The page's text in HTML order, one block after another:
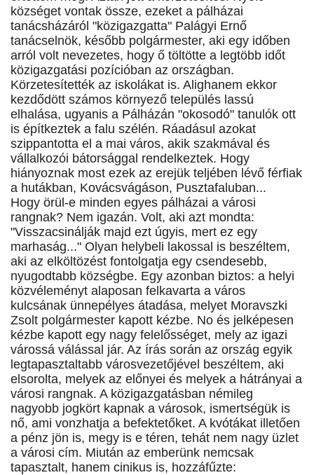
községet vontak össze, ezeket a pálházai
tanácsházáról "közigazgatta" Palágyi Ernő
tanácselnök, később polgármester, aki egy időben
arról volt nevezetes, hogy ő töltötte a legtöbb időt
közigazgatási pozícióban az országban.
Körzetesítették az iskolákat is. Alighanem ekkor
kezdődött számos környező település lassú
elhalása, ugyanis a Pálházán "okosodó" tanulók ott
is építkeztek a falu szélén. Ráadásul azokat
szippantotta el a mai város, akik szakmával és
vállalkozói bátorsággal rendelkeztek. Hogy
hiányoznak most ezek az erejük teljében lévő férfiak
a hutákban, Kovácsvágáson, Pusztafaluban...
Hogy örül-e minden egyes pálházai a városi
rangnak? Nem igazán. Volt, aki azt mondta:
"Visszacsinálják majd ezt úgyis, mert ez egy
marhaság..." Olyan helybeli lakossal is beszéltem,
aki az elköltözést fontolgatja egy csendesebb,
nyugodtabb községbe. Egy azonban biztos: a helyi
közvéleményt alaposan felkavarta a város
kulcsának ünnepélyes átadása, melyet Moravszki
Zsolt polgármester kapott kézbe. No és jelképesen
kézbe kapott egy nagy felelősséget, mely az igazi
várossá válással jár. Az írás során az ország egyik
legtapasztaltabb városvezetőjével beszéltem, aki
elsorolta, melyek az előnyei és melyek a hátrányai a
városi rangnak. A közigazgatásban némileg
nagyobb jogkört kapnak a városok, ismertségük is
nő, ami vonzhatja a befektetőket. A kvótákat illetően
a pénz jön is, megy is e téren, tehát nem nagy üzlet
a városi cím. Miután az emberünk nemcsak
tapasztalt, hanem cinikus is, hozzáfűzte: